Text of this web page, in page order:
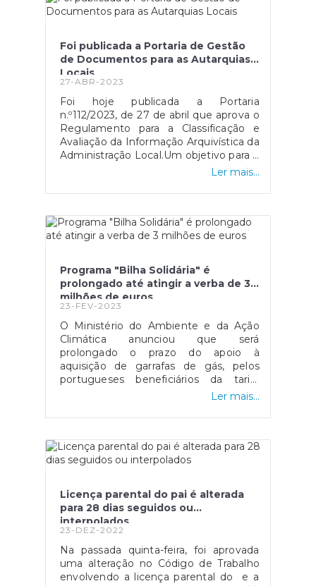
Foi publicada a Portaria de Gestão
de Documentos para as Autarquias
Locais
27-ABR-2023
Foi hoje publicada a Portaria
n.º112/2023, de 27 de abril que aprova o
Regulamento para a Classificação e
Avaliação da Informação Arquivística da
Administração Local.Um objetivo para o
qual se tem vindo a trabalhar há anos e
publicação desta Portaria, um
eficácia na gestão da informação e da
documentação nos Serviços da
Ler mais...
Programa "Bilha Solidária" é
prolongado até atingir a verba de 3
milhões de euros
23-FEV-2023
O Ministério do Ambiente e da Ação
Climática anunciou que será
prolongado o prazo do apoio à
aquisição de garrafas de gás, pelos
portugueses beneficiários da tarifa
social de energia elétrica ou das
mesmo atingir a verba disponível de 3
comunicado emitido pelo Governo, e
devido à instabilidade financeira sentida
afirma que “ficou inscrito no
Orçamento do Estado o
prolongamento deste apoio que,
desde novembro, conta com o apoio
para a operacionalização do
pagamento do apoio de 10 euros na
aquisição de gás engarrafado pelos
Ler mais...
Licença parental do pai é alterada
para 28 dias seguidos ou
interpolados
23-DEZ-2022
Na passada quinta-feira, foi aprovada
uma alteração no Código de Trabalho
envolvendo a licença parental do e a